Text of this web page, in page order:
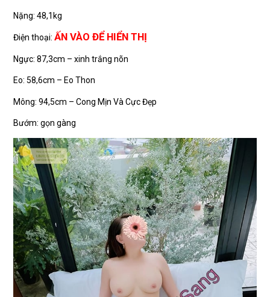
Nặng: 48,1kg
Điện thoại:ẤN VÀO ĐỂ HIỂN THỊ
Ngực: 87,3cm – xinh trắng nõn
Eo: 58,6cm – Eo Thon
Mông: 94,5cm – Cong Mịn Và Cực Đẹp
Bướm: gọn gàng